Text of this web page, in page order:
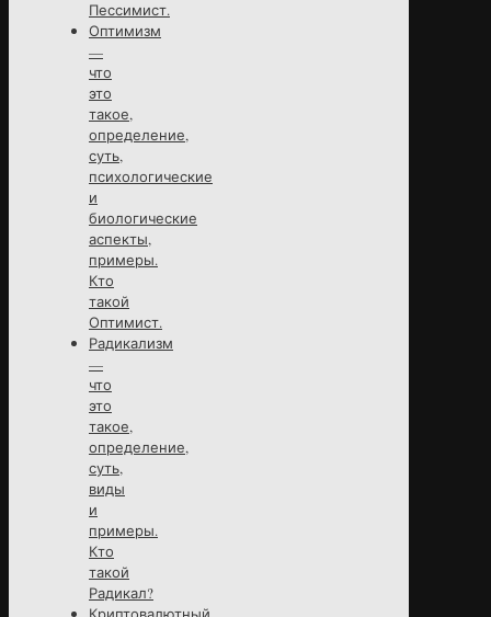
Пессимист.
Оптимизм
—
что
это
такое,
определение,
суть,
психологические
и
биологические
аспекты,
примеры.
Кто
такой
Оптимист.
Радикализм
—
что
это
такое,
определение,
суть,
виды
и
примеры.
Кто
такой
Радикал?